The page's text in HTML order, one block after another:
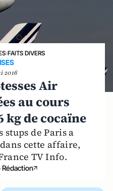
›FAITS DIVERS
2016
Air
au cours
kg de cocaïne
de Paris a
cette affaire,
TV Info.